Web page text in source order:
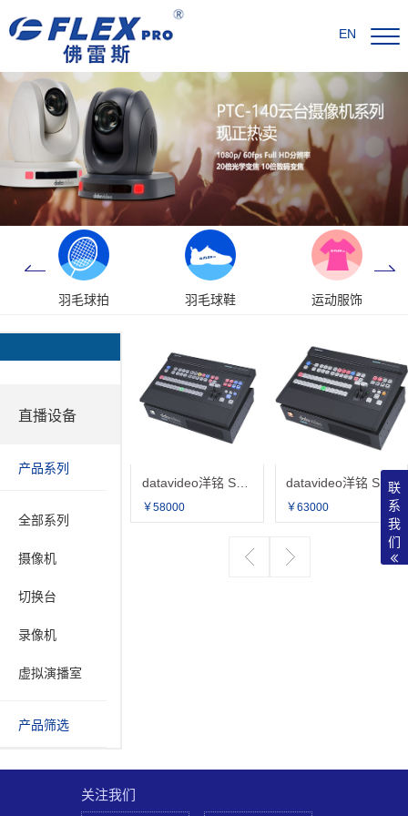
EN
羽毛球拍 羽毛球鞋 运动服饰
直播设备
产品系列
全部系列
摄像机
切换台
录像机
虚拟演播室
产品筛选
￥58000
datavideo洋铭 SE-3200 高清12通道切换台 导播台 导播机 官方标配
￥63000
关注我们
联
系
我
们